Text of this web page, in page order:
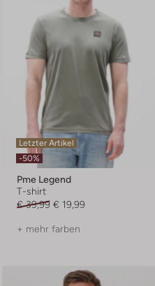
Letzter Artikel
-50%
Pme Legend
T-shirt
€ 39,99 € 19,99
+ mehr farben